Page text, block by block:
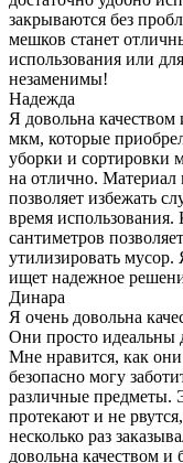
закрываются без
мешков станет
использования или
незаменимы!
Надежда
Я довольна
мкм, которые
уборки и сортировки
на отлично.
позволяет избежать
время
сантиметров
утилизировать
ищет надежное
Динара
Я очень довольна
Они просто идеальны
Мне нравится, как
безопасно могу
различные предметы.
протекают и не
несколько раз
довольна качеством